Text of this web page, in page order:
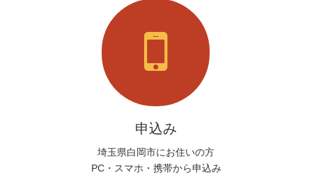
申込み
埼玉県白岡市にお住いの方
PC・スマホ・携帯から申込み